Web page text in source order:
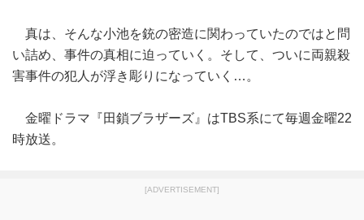
真は、そんな小池を銃の密造に関わっていたのではと問
い詰め、事件の真相に迫っていく。そして、ついに両親殺
害事件の犯人が浮き彫りになっていく…。
金曜ドラマ『田鎖ブラザーズ』はTBS系にて毎週金曜22
時放送。
[ADVERTISEMENT]